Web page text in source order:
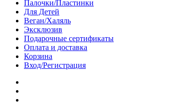
Палочки/Пластинки
Для Детей
Веган/Халяль
Эксклюзив
Подарочные сертификаты
Оплата и доставка
Корзина
Вход/Регистрация